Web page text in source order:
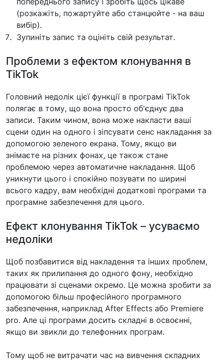
(розкажіть, пожартуйте або станцюйте - на ваш
вибір).
Зупиніть запис та оцініть свій результат.
Проблеми з ефектом клонування в
TikTok
Головний недолік цієї функції в програмі TikTok
полягає в тому, що вона просто об'єднує два
записи. Таким чином, вона може накласти ваші
сцени один на одного і зіпсувати сенс накладання за
допомогою зеленого екрана. Тому, якщо ви
знімаєте на різних фонах, це також стане
проблемою через автоматичне накладання. Щоб
уникнути цього і спокійно позувати по ширині
всього кадру, вам необхідні додаткові програми та
програмне забезпечення для цього.
Ефект клонування TikTok – усуваємо
недоліки
Щоб позбавитися від накладення та інших проблем,
таких як прилипання до одного фону, необхідно
працювати зі сценами окремо. Це можна зробити за
допомогою більш професійного програмного
забезпечення, наприклад After Effects або Premiere
pro. Але ці програми досить складні в освоєнні,
якщо ви звикли до телефонних програм.
Тому щоб не витрачати час на вивчення складних